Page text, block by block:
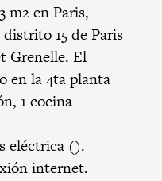
m2 en Paris,
distrito 15 de Paris
Grenelle. El
en la 4ta planta
1 cocina
eléctrica ().
internet.